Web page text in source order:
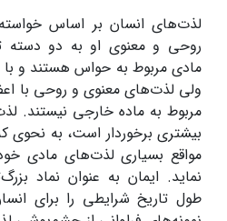
لذت‌های انسان بر اساس
روحی و معنوی او به دو
مادی مربوط به حواس هستند و با
ولی لذت‌های معنوی و روحی با
مربوط به ماده خارجی نیستند.
بیشتری برخوردار است، به نحوی
مواقع بسیاری لذت‌های مادی
نماید. ایمان به عنوان نماد
طول تاریخ شرایطی را برای